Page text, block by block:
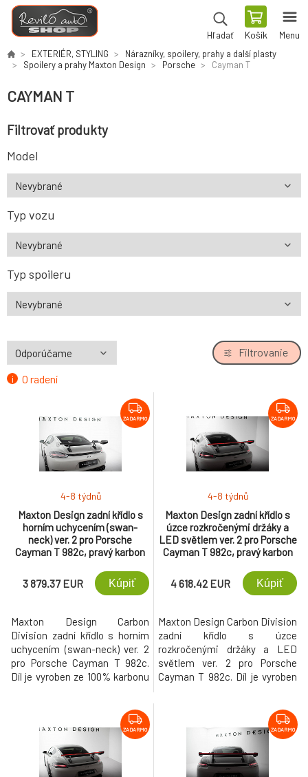
Hľadať Košík Menu
EXTERIÉR, STYLING
Nárazníky, spoilery, prahy a další plasty
Spoilery a prahy Maxton Design
Porsche Cayman T
CAYMAN T
Filtrovať produkty
Model
Typ vozu
Typ spoileru
O radení
Filtrovanie
ZADARMO
Maxton Design zadní křídlo s
horním uchycením (swan-
neck) ver. 2 pro Porsche
Cayman T 982c, pravý karbon
4-8 týdnů
3 879.37 EUR Kúpiť
Maxton Design Carbon
Division zadní křídlo s horním
uchycením (swan-neck) ver. 2
pro Porsche Cayman T 982c.
Díl je vyroben ze 100% karbonu
procesů zpracování
karbonových vláken.
ZADARMO
Maxton Design zadní křídlo s
úzce rozkročenými držáky a
LED světlem ver. 2 pro Porsche
Cayman T 982c, pravý karbon
4-8 týdnů
4 618.42 EUR Kúpiť
Maxton Design Carbon Division
zadní křídlo s úzce
rozkročenými držáky a LED
světlem ver. 2 pro Porsche
Cayman T 982c. Díl je vyroben
technologií a procesů
zpracování karbonových vláken.
ZADARMO ZADARMO